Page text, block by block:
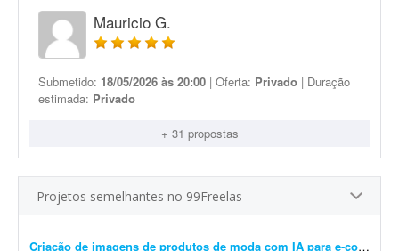
Mauricio G.
Submetido: 18/05/2026 às 20:00 | Oferta: Privado | Duração
estimada: Privado
+ 31 propostas
Projetos semelhantes no 99Freelas
Criação de imagens de produtos de moda com IA para e-commerce